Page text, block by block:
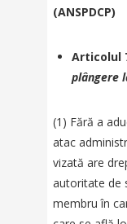
(ANSPDCP)
Articolul
plângere
(1) Fără a
atac
vizată are
autoritate de
membru în